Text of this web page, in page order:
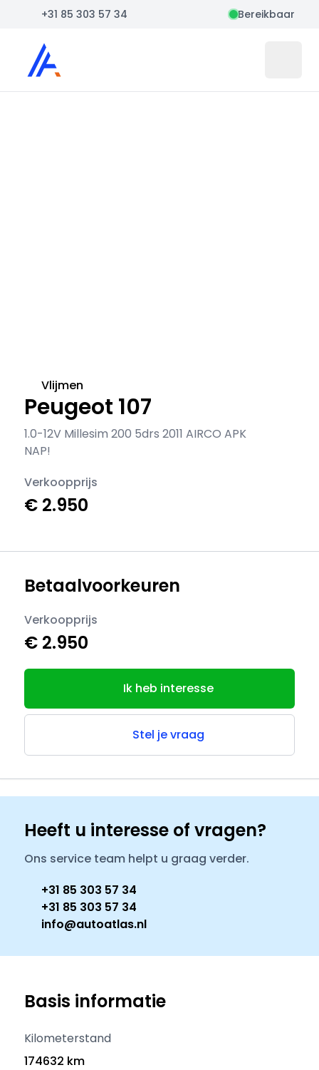
+31 85 303 57 34 Bereikbaar
Auto Atlas
Peugeot 107
1.0-12V Millesim 200 5drs 2011 AIRCO APK
NAP!
Vlijmen
Verkoopprijs
€ 2.950
Betaalvoorkeuren
Verkoopprijs
€ 2.950
Ik heb interesse
Stel je vraag
Heeft u interesse of vragen?
Ons service team helpt u graag verder.
+31 85 303 57 34
+31 85 303 57 34
info@autoatlas.nl
Basis informatie
Kilometerstand
174632 km